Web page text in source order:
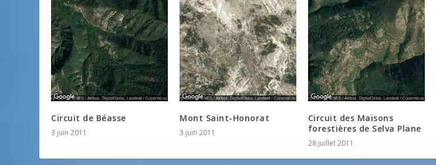
Circuit de Béasse
3 juin 2011
Mont Saint-Honorat
3 juin 2011
Circuit des Maisons
forestières de Selva Plane
28 juillet 2011